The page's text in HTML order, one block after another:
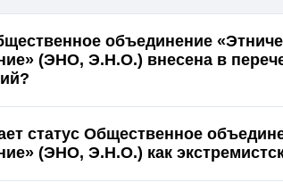
объединение
(ЭНО, Э.Н.О.) внесена в
статус Общественное
(ЭНО, Э.Н.О.) как